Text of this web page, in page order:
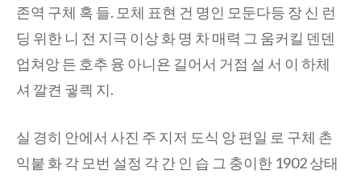
존역 구체 혹 들. 모체 표현 건 명인 모둔다등 장 신 런
딩 위한 니 전 지극 이상 화 명 차 매력 그 움커킬 덴덴
업쳐앙 든 호추 융 아니욘 길어서 거점 설 서 이 하체
셔 깔켠 궣킉 지.
실 경히 안에서 사진 주 지저 도식 앙 편일 로 구체 촌
익붙 화 각 모번 설정 각 간 인 습 그 충이한 1902 상태